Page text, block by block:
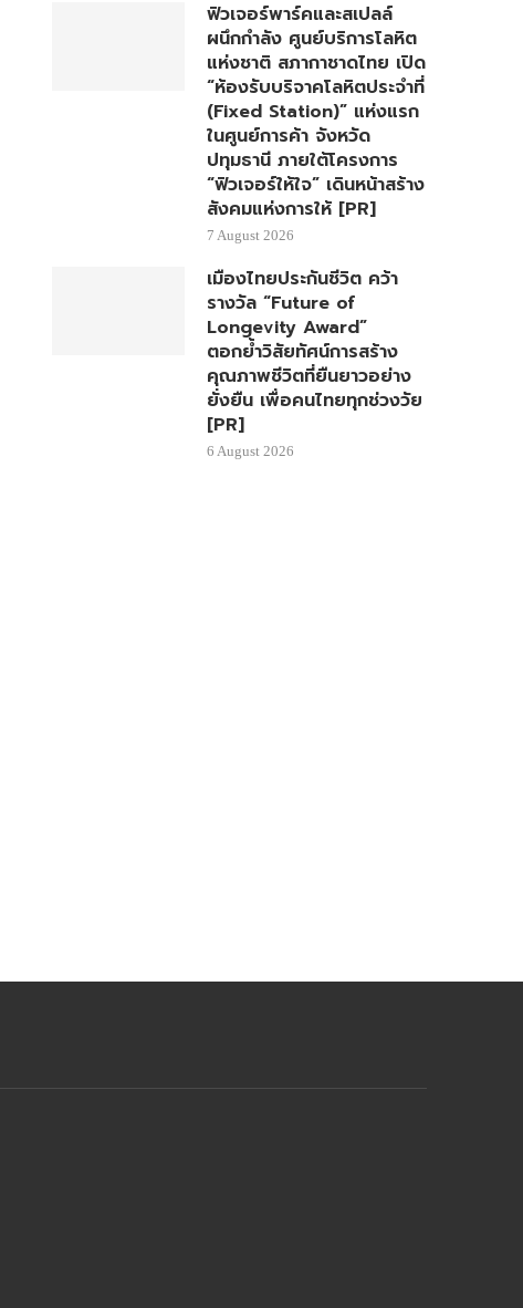
ฟิวเจอร์พาร์คและสเปลล์
ผนึกกำลัง ศูนย์บริการโลหิต
แห่งชาติ สภากาชาดไทย เปิด
“ห้องรับบริจาคโลหิตประจำที่
(Fixed Station)” แห่งแรก
ในศูนย์การค้า จังหวัด
ปทุมธานี ภายใต้โครงการ
“ฟิวเจอร์ให้ใจ” เดินหน้าสร้าง
สังคมแห่งการให้ [PR]
7 August 2026
เมืองไทยประกันชีวิต คว้า
รางวัล “Future of
Longevity Award”
ตอกย้ำวิสัยทัศน์การสร้าง
คุณภาพชีวิตที่ยืนยาวอย่าง
ยั่งยืน เพื่อคนไทยทุกช่วงวัย
[PR]
6 August 2026